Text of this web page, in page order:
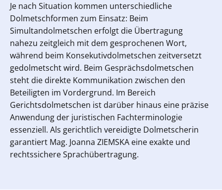
Je nach Situation kommen unterschiedliche
Dolmetschformen zum Einsatz: Beim
Simultandolmetschen erfolgt die Übertragung
nahezu zeitgleich mit dem gesprochenen Wort,
während beim Konsekutivdolmetschen zeitversetzt
gedolmetscht wird. Beim Gesprächsdolmetschen
steht die direkte Kommunikation zwischen den
Beteiligten im Vordergrund. Im Bereich
Gerichtsdolmetschen ist darüber hinaus eine präzise
Anwendung der juristischen Fachterminologie
essenziell. Als gerichtlich vereidigte Dolmetscherin
garantiert Mag. Joanna ZIEMSKA eine exakte und
rechtssichere Sprachübertragung.